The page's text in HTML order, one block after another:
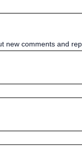
comments and